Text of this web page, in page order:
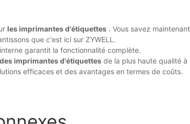
les imprimantes d'étiquettes . Vous savez
que c'est ici sur ZYWELL.
garantit la fonctionnalité complète.
des imprimantes d'étiquettes de la plus haute qualité
efficaces et des avantages en termes de coûts.